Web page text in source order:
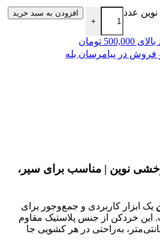
عدد
+
افزودن به سبد خرید
تومان
فروش در پیامرسان بله
نوین | مناسب برای سیر،
یک ابزار کاربردی و جمع‌وجور برای
این خردکن از جنس پلاستیک مقاوم
شده و با طول 14 سانتی‌متر، به‌راحتی در هر کشویی جا